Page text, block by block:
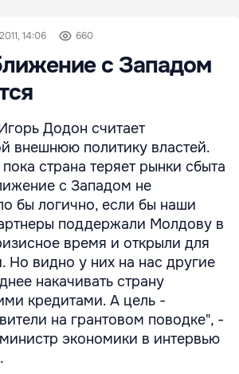
14:06 660
с Западом
Додон считает
внешнюю политику властей.
страна теряет рынки сбыта
с Западом не
бы логично, если бы наши
поддержали Молдову в
время и открыли для
Но видно у них на нас другие
накачивать страну
кредитами. А цель -
на грантовом поводке", -
экономики в интервью